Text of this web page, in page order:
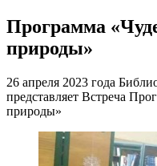
Программа
природы»
26 апреля 2023 года
представляет Встреча
природы»